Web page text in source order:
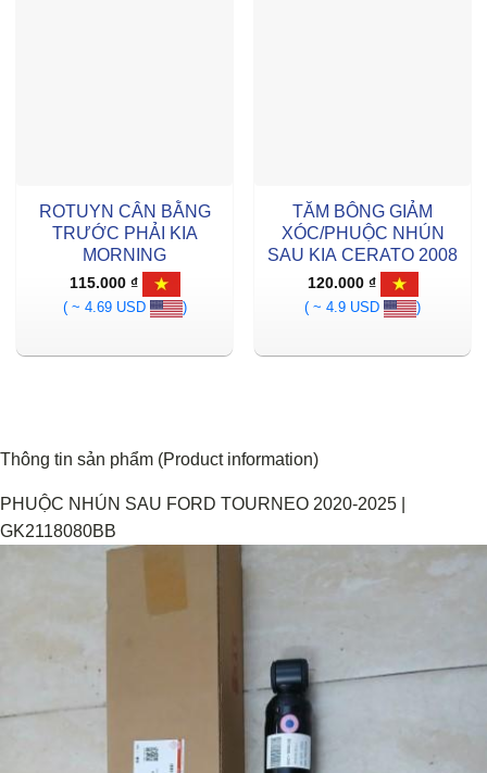
ROTUYN CÂN BẰNG
TRƯỚC PHẢI KIA
MORNING
115.000 ₫
( ~ 4.69 USD
)
TĂM BÔNG GIẢM
XÓC/PHUỘC NHÚN
SAU KIA CERATO 2008
120.000 ₫
( ~ 4.9 USD
)
Thông tin sản phẩm (Product information)
PHUỘC NHÚN SAU FORD TOURNEO 2020-2025 |
GK2118080BB